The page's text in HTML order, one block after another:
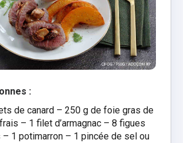
:
de canard – 250 g de foie gras de
– 1 filet d’armagnac – 8 figues
– 1 potimarron – 1 pincée de sel ou